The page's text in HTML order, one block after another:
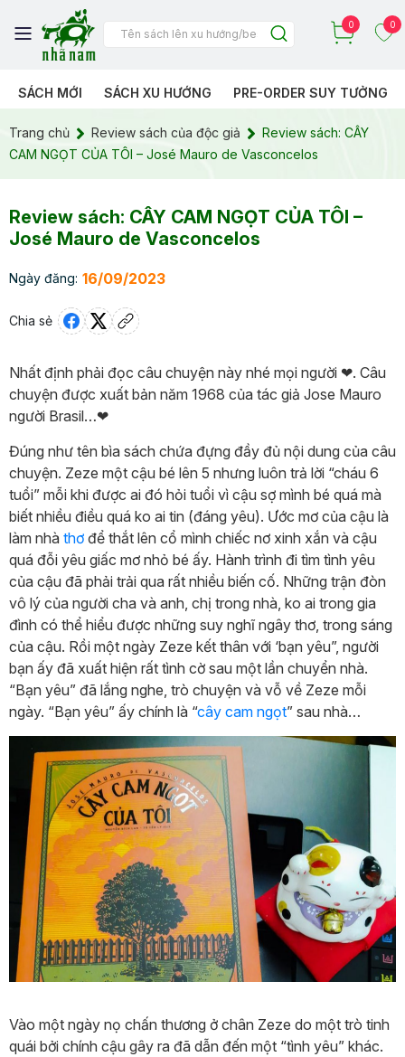
0 0
SÁCH MỚI SÁCH XU HƯỚNG PRE-ORDER SUY TƯỞNG
Trang chủ Review sách của độc giả
Review sách: CÂY
CAM NGỌT CỦA TÔI – José Mauro de Vasconcelos
Review sách: CÂY CAM NGỌT CỦA TÔI –
José Mauro de Vasconcelos
Ngày đăng: 16/09/2023
Chia sẻ
Nhất định phải đọc câu chuyện này nhé mọi người ❤. Câu
chuyện được xuất bản năm 1968 của tác giả Jose Mauro
người Brasil…❤
Đúng như tên bìa sách chứa đựng đầy đủ nội dung của câu
chuyện. Zeze một cậu bé lên 5 nhưng luôn trả lời “cháu 6
tuổi” mỗi khi được ai đó hỏi tuổi vì cậu sợ mình bé quá mà
biết nhiều điều quá ko ai tin (đáng yêu). Ước mơ của cậu là
làm nhà thơ để thắt lên cổ mình chiếc nơ xinh xắn và cậu
quá đỗi yêu giấc mơ nhỏ bé ấy. Hành trình đi tìm tình yêu
của cậu đã phải trải qua rất nhiều biến cố. Những trận đòn
vô lý của người cha và anh, chị trong nhà, ko ai trong gia
đình có thể hiểu được những suy nghĩ ngây thơ, trong sáng
của cậu. Rồi một ngày Zeze kết thân với ‘bạn yêu”, người
bạn ấy đã xuất hiện rất tình cờ sau một lần chuyển nhà.
“Bạn yêu” đã lắng nghe, trò chuyện và vỗ về Zeze mỗi
ngày. “Bạn yêu” ấy chính là “cây cam ngọt” sau nhà…
Vào một ngày nọ chấn thương ở chân Zeze do một trò tinh
quái bởi chính cậu gây ra đã dẫn đến một “tình yêu” khác.